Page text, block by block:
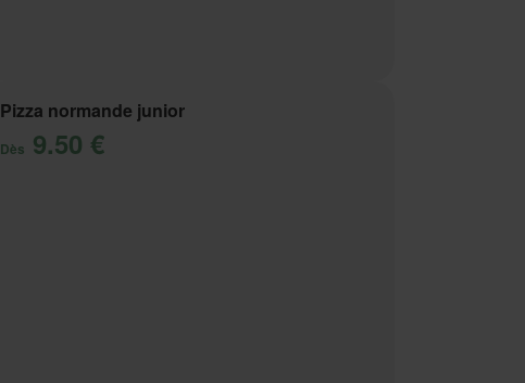
Pizza normande junior
Dès 9.50 €